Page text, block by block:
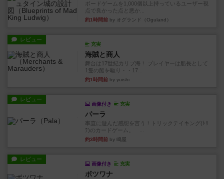
ボードゲームを1,000個以上持っているユーザー視
点で良かった点と悪か...
約1時間前 by オグランド（Oguland）
レビュー
充実
海賊と商人
舞台は17世紀カリブ海！ プレイヤーは船長として
1隻の船を駆り・・17...
約1時間前 by yuishi
レビュー
画像付き 充実
パーラ
率直に遊んだ感想を言う！トリックテイキング(ﾄﾘ
ﾃ)のカードゲーム。 ...
約3時間前 by 鳴屋
レビュー
画像付き 充実
ボツワナ